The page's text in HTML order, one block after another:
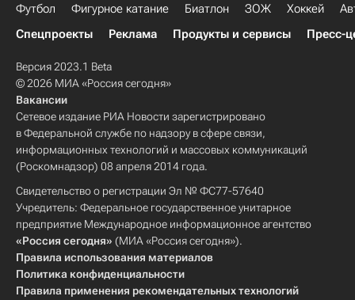
Футбол Фигурное катание Биатлон ЗОЖ Хоккей
Спецпроекты
Реклама Продукты и сервисы Пресс-
Версия 2023.1 Beta
© 2026 МИА «Россия сегодня»
Вакансии
Сетевое издание РИА Новости зарегистрировано
в Федеральной службе по надзору в сфере связи,
информационных технологий и массовых коммуникаций
(Роскомнадзор) 08 апреля 2014 года.
Свидетельство о регистрации Эл № ФС77-57640
Учредитель: Федеральное государственное унитарное
предприятие Международное информационное агентство
«Россия сегодня» (МИА «Россия сегодня»).
Правила использования материалов
Политика конфиденциальности
Правила применения рекомендательных технологий